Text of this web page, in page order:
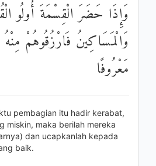
وَإِذَا حَضَرَ الْقِسْمَةَ أُولُو
وَالْمَسَاكِينُ فَارْزُقُوهُمْ مِنْهُ
مَعْرُوفًا
pembagian itu hadir kerabat,
miskin, maka berilah mereka
dan ucapkanlah kepada
baik.